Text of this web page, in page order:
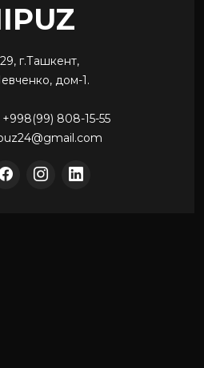
г.Ташкент,
дом-1.
+998(99) 808-15-55